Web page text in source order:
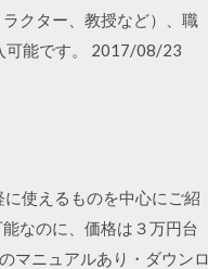
クター、教授など）、職
可能です。 2017/08/23
使えるものを中心にご紹
なのに、価格は３万円台
マニュアルあり・ダウンロ